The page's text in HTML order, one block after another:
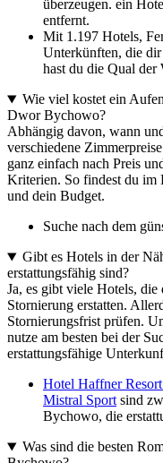
überzeugen. ein
entfernt.
Mit 1.197 Hotels,
Unterkünften, die
hast du die Qual der
Wie viel kostet ein
Dwor Bychowo?
Abhängig davon, wann
verschiedene
ganz einfach nach Preis
Kriterien. So findest du im
und dein Budget.
Suche nach dem
Gibt es Hotels in der
erstattungsfähig sind?
Ja, es gibt viele Hotels,
Stornierung erstatten.
Stornierungsfrist prüfen.
nutze am besten bei der
erstattungsfähige
Hotel Haffner
Mistral Sport sind
Bychowo, die
Was sind die besten